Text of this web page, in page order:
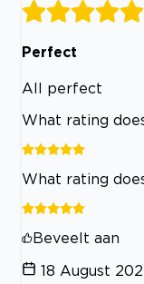
Perfect
All perfect
What rating
What rating
Beveelt aan
18 August